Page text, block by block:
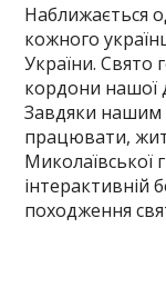
Наближається
кожного
України. Свято
кордони нашої
Завдяки нашим
працювати,
Миколаївської
інтерактивній
походження